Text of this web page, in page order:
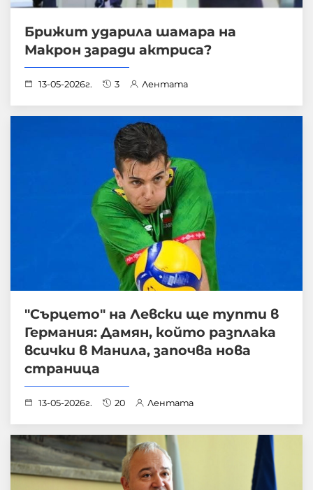
Брижит ударила шамара на
Макрон заради актриса?
13-05-2026г. 3 Лентата
"Сърцето" на Левски ще тупти в
Германия: Дамян, който разплака
всички в Манила, започва нова
страница
13-05-2026г. 20 Лентата